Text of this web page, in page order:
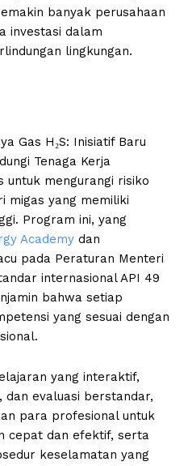
banyak perusahaan
investasi dalam
lingkungan.
Gas H₂S: Inisiatif Baru
Tenaga Kerja
untuk mengurangi risiko
migas yang memiliki
Program ini, yang
Academy dan
pada Peraturan Menteri
internasional API 49
bahwa setiap
yang sesuai dengan
yang interaktif,
evaluasi berstandar,
para profesional untuk
cepat dan efektif, serta
keselamatan yang